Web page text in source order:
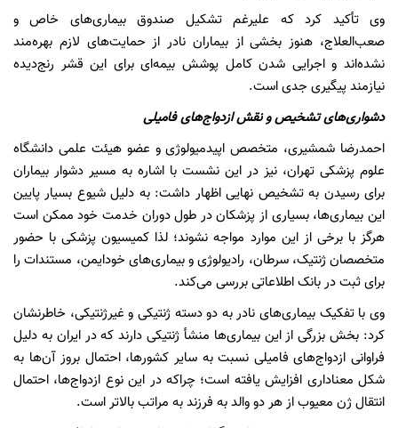
وی تأکید کرد که علیرغم تشکیل صندوق بیماری‌های خاص و
صعب‌العلاج، هنوز بخشی از بیماران نادر از حمایت‌های لازم بهره‌مند
نشده‌اند و اجرایی شدن کامل پوشش بیمه‌ای برای این قشر رنج‌دیده
نیازمند پیگیری جدی است.
دشواری‌های تشخیص و نقش ازدواج‌های فامیلی
احمدرضا شمشیری، متخصص اپیدمیولوژی و عضو هیئت علمی دانشگاه
علوم پزشکی تهران، نیز در این نشست با اشاره به مسیر دشوار بیماران
برای رسیدن به تشخیص نهایی اظهار داشت: به دلیل شیوع بسیار پایین
این بیماری‌ها، بسیاری از پزشکان در طول دوران خدمت خود ممکن است
هرگز با برخی از این موارد مواجه نشوند؛ لذا کمیسیون پزشکی با حضور
متخصصان ژنتیک، سرطان، رادیولوژی و بیماری‌های خودایمن، مستندات را
برای ثبت در بانک اطلاعاتی بررسی می‌کند.
وی با تفکیک بیماری‌های نادر به دو دسته ژنتیکی و غیرژنتیکی، خاطرنشان
کرد: بخش بزرگی از این بیماری‌ها منشأ ژنتیکی دارند که در ایران به دلیل
فراوانی ازدواج‌های فامیلی نسبت به سایر کشورها، احتمال بروز آن‌ها به
شکل معناداری افزایش یافته است؛ چراکه در این نوع ازدواج‌ها، احتمال
انتقال ژن معیوب از هر دو والد به فرزند به مراتب بالاتر است.